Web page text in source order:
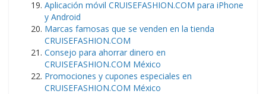
Aplicación móvil CRUISEFASHION.COM para iPhone
y Android
Marcas famosas que se venden en la tienda
CRUISEFASHION.COM
Consejo para ahorrar dinero en
CRUISEFASHION.COM México
Promociones y cupones especiales en
CRUISEFASHION.COM México